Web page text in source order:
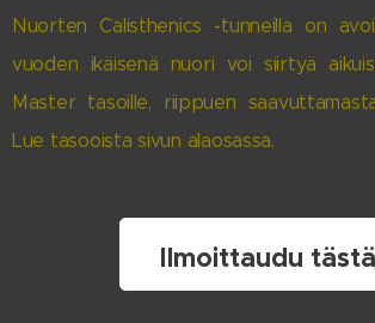
Nuorten Calisthenics -tunneilla on
vuoden ikäisenä nuori voi siirtyä
Master tasoille, riippuen
Lue tasooista sivun alaosassa.
Ilmoittaudu tästä